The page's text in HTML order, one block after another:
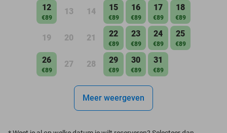
12
€89
13 14 15
€89
16
€89
17
€89
18
€89
19 20 21 22
€89
23
€89
24
€89
25
€89
26
€89
27 28 29
€89
30
€89
31
€89
Meer weergeven